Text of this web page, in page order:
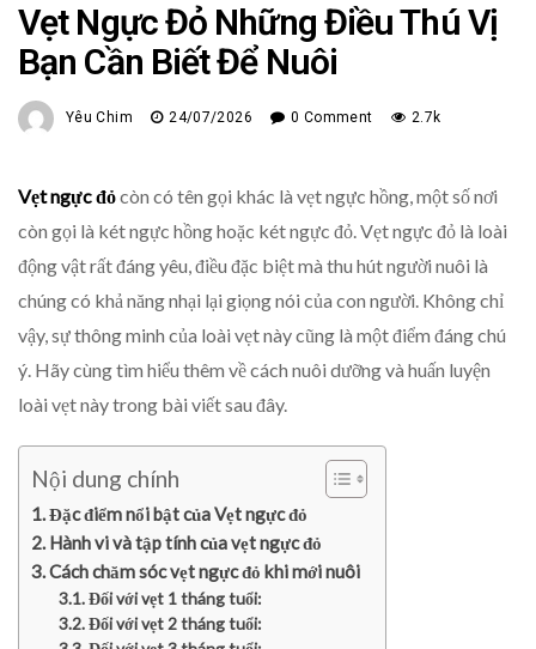
Vẹt Ngực Đỏ Những Điều Thú Vị
Bạn Cần Biết Để Nuôi
Yêu Chim 24/07/2026 0 Comment 2.7k
Vẹt ngực đỏcòn có tên gọi khác là vẹt ngực hồng, một số nơi
còn gọi là két ngực hồng hoặc két ngực đỏ. Vẹt ngực đỏ là loài
động vật rất đáng yêu, điều đặc biệt mà thu hút người nuôi là
chúng có khả năng nhại lại giọng nói của con người. Không chỉ
vậy, sự thông minh của loài vẹt này cũng là một điểm đáng chú
ý. Hãy cùng tìm hiểu thêm về cách nuôi dưỡng và huấn luyện
loài vẹt này trong bài viết sau đây.
Nội dung chính
Đặc điểm nổi bật của Vẹt ngực đỏ
Hành vi và tập tính của vẹt ngực đỏ
Cách chăm sóc vẹt ngực đỏ khi mới nuôi
Đối với vẹt 1 tháng tuổi:
Đối với vẹt 2 tháng tuổi: